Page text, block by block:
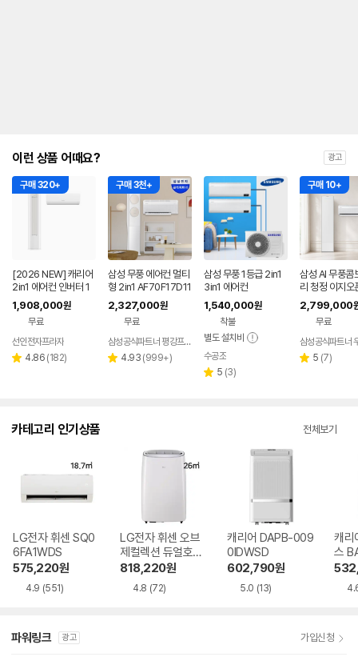
이런 상품 어때요? 광고
구매 320+
[2026 NEW] 캐리어
2in1 에어컨 인버터 1
등급 멀티형 wifi 17평
+6평 투인원 전국 설
치비포함
1,908,000원
무료
선인전자프라자
별 4.86 리
(182)
구매 3천+
삼성 무풍 에어컨 멀티
형 2in1 AF70F17D11
BRS 일반배관 전국,
기본설치비포함
2,327,000원
무료
삼성공식파트너 평강프라자
별 4.93 리
(999+)
삼성 무풍 1등급 2in1
3in1 에어컨
1,540,000원
착불
별도 설치비
페이
수공조
별 5 리
(3)
구매 10+
삼성 AI 무풍콤
리 청정 이지오
형 에어컨
22WRS 기본
2,799,000
무료
삼성공식파트너
별 5 리
(7)
카테고리 인기상품 전체보기
LG전자 휘센 SQ0
6FA1WDS
575,220원
4.9 (551)
LG전자 휘센 오브
제컬렉션 듀얼호스
PQ08FDWBS
818,220원
4.8 (72)
캐리어 DAPB-009
0IDWSD
602,790원
5.0 (13)
캐리
스
파워링크 광고 가입신청